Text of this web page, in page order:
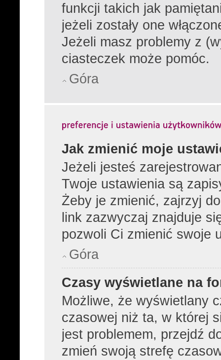
funkcji takich jak
jeżeli zostały one
Jeżeli masz problemy z
ciasteczek może pomóc.
Góra
Jak zmienić moje
Jeżeli jesteś
Twoje ustawienia są
Żeby je zmienić, zajrzyj
link zazwyczaj znajduje
pozwoli Ci zmienić swoje
Góra
Czasy wyświetlane na
Możliwe, że wyświetlany
czasowej niż ta, w której
jest problemem, przejdź
zmień swoją strefę